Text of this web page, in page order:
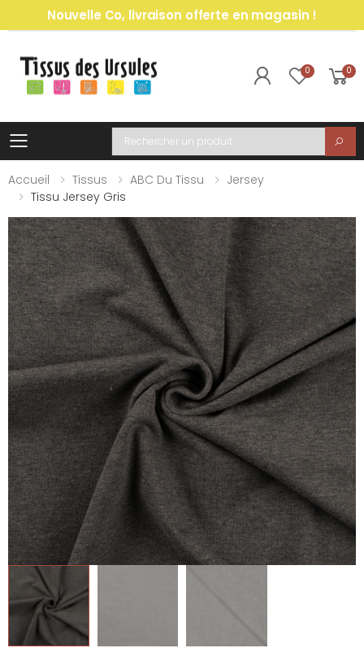
Nouvelle Co, livraison offerte en magasin !
0 0
Toggle mobile menu
Recherche
Accueil
Tissus ABC Du Tissu
Jersey
Tissu Jersey Gris